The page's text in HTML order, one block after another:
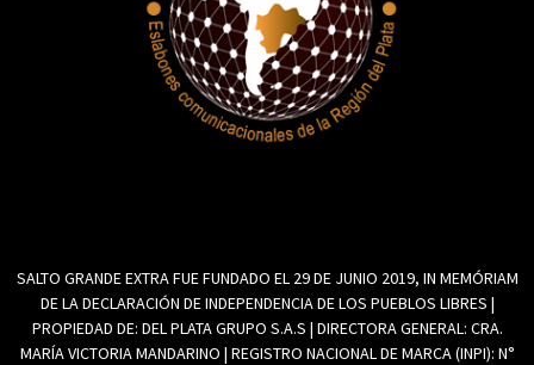
SALTO GRANDE EXTRA FUE FUNDADO EL 29 DE JUNIO 2019, IN MEMÓRIAM
DE LA DECLARACIÓN DE INDEPENDENCIA DE LOS PUEBLOS LIBRES |
PROPIEDAD DE: DEL PLATA GRUPO S.A.S | DIRECTORA GENERAL: CRA.
MARÍA VICTORIA MANDARINO | REGISTRO NACIONAL DE MARCA (INPI): N°